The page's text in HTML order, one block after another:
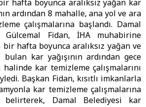
hafta boyunca aralıksız yağan kar
ardından 8 mahalle, ana yol ve ara
çalışmalarına başlandı. Damal
Gülcemal Fidan, İHA muhabirine
bir hafta boyunca aralıksız yağan ve
kar yağışının ardından gece
kar temizleme çalışmalarını
Başkan Fidan, kısıtlı imkanlarla
kar temizleme çalışmalarına
Damal Belediyesi kar